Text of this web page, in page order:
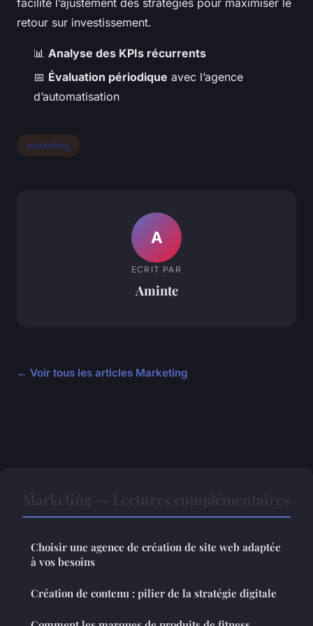
retour sur investissement.
📊 Analyse des KPIs récurrents
📅 Évaluation périodique avec l’agence
d’automatisation
marketing
A
ECRIT PAR
Aminte
← Voir tous les articles Marketing
Choisir une agence de création de site web adaptée
à vos besoins
Création de contenu : pilier de la stratégie digitale